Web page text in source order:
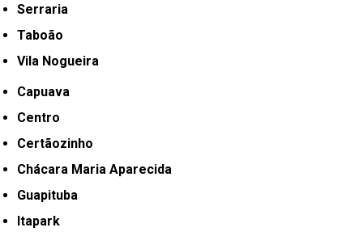
Serraria
Taboão
Vila Nogueira
Capuava
Centro
Certãozinho
Chácara Maria Aparecida
Guapituba
Itapark